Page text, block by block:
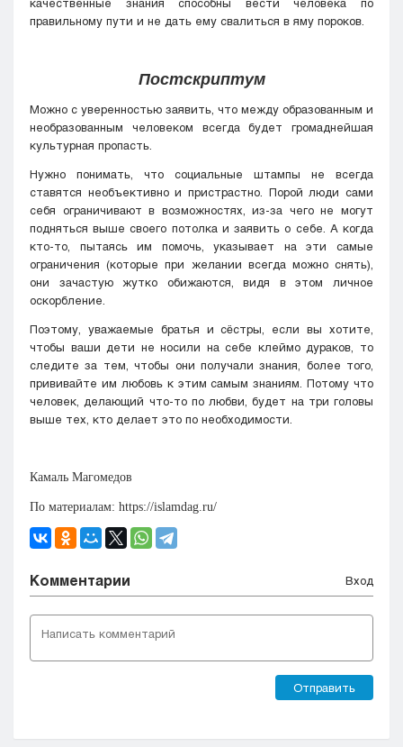
правильному пути и не дать ему свалиться в яму пороков.
Постскриптум
Можно с уверенностью заявить, что между образованным и
необразованным человеком всегда будет громаднейшая
культурная пропасть.
Нужно понимать, что социальные штампы не всегда
ставятся необъективно и пристрастно. Порой люди сами
себя ограничивают в возможностях, из-за чего не могут
подняться выше своего потолка и заявить о себе. А когда
кто-то, пытаясь им помочь, указывает на эти самые
ограничения (которые при желании всегда можно снять),
они зачастую жутко обижаются, видя в этом личное
оскорбление.
Поэтому, уважаемые братья и сёстры, если вы хотите,
чтобы ваши дети не носили на себе клеймо дураков, то
следите за тем, чтобы они получали знания, более того,
прививайте им любовь к этим самым знаниям. Потому что
человек, делающий что-то по любви, будет на три головы
выше тех, кто делает это по необходимости.
Камаль Магомедов
По материалам: https://islamdag.ru/
Комментарии Вход
Отправить